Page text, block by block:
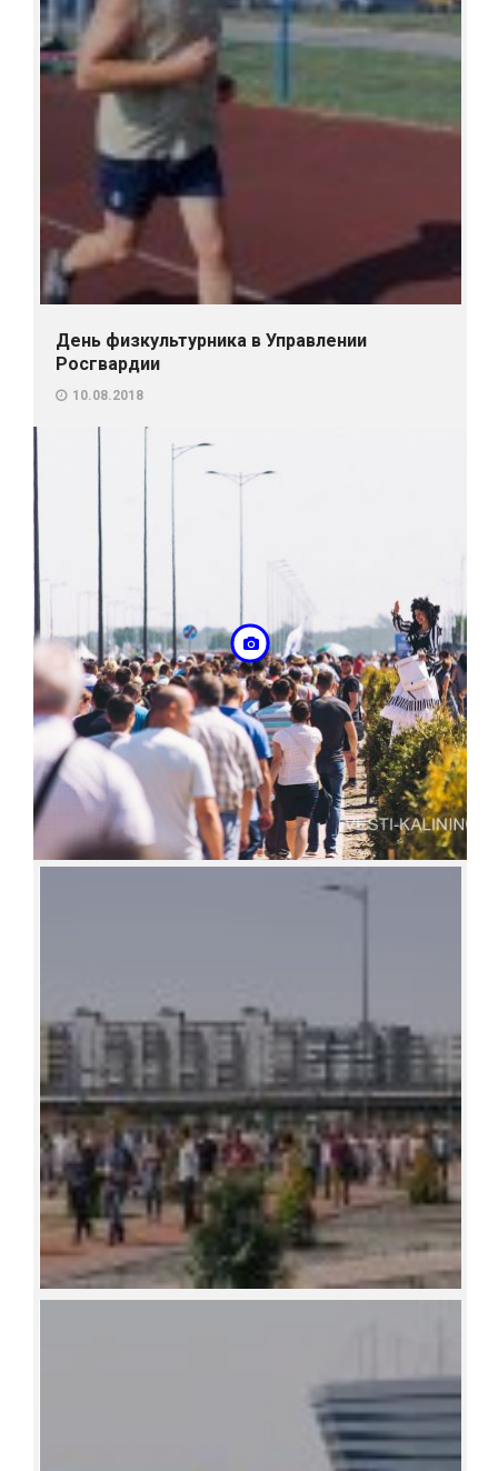
День физкультурника в Управлении
Росгвардии
10.08.2018